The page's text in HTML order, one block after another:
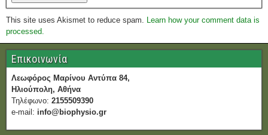
This site uses Akismet to reduce spam.
Learn how your comment data is
processed.
Επικοινωνία
Λεωφόρος Μαρίνου Αντύπα 84,
Ηλιούπολη, Αθήνα
Τηλέφωνο: 2155509390
e-mail: info@biophysio.gr